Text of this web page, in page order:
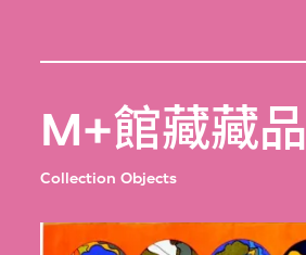
M+館藏藏品
Collection Objects